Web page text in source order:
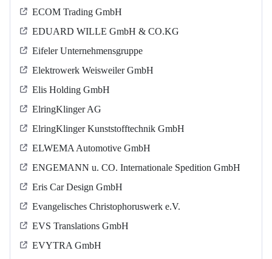
ECOM Trading GmbH
EDUARD WILLE GmbH & CO.KG
Eifeler Unternehmensgruppe
Elektrowerk Weisweiler GmbH
Elis Holding GmbH
ElringKlinger AG
ElringKlinger Kunststofftechnik GmbH
ELWEMA Automotive GmbH
ENGEMANN u. CO. Internationale Spedition GmbH
Eris Car Design GmbH
Evangelisches Christophoruswerk e.V.
EVS Translations GmbH
EVYTRA GmbH